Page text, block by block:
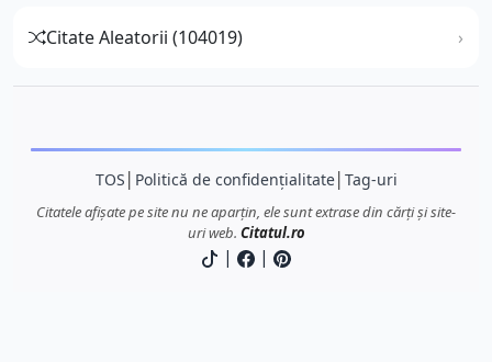
Citate Aleatorii (104019)
TOS Politică de confidențialitate│ Tag-uri
Citatele afișate pe site nu ne aparțin, ele sunt extrase din cărți și site-
uri web. Citatul.ro
| |